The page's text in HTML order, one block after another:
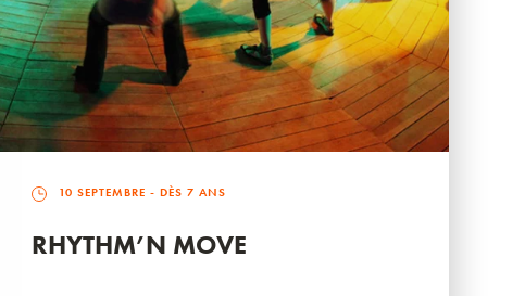
10 SEPTEMBRE - DÈS 7 ANS
RHYTHM’N MOVE